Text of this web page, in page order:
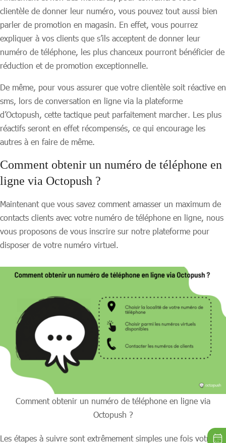
clientèle de donner leur numéro, vous pouvez tout aussi bien
parler de promotion en magasin. En effet, vous pourrez
expliquer à vos clients que s’ils acceptent de donner leur
numéro de téléphone, les plus chanceux pourront bénéficier de
réduction et de promotion exceptionnelle.
De même, pour vous assurer que votre clientèle soit réactive en
sms, lors de conversation en ligne via la plateforme
d’Octopush, cette tactique peut parfaitement marcher. Les plus
réactifs seront en effet récompensés, ce qui encourage les
autres à en faire de même.
Comment obtenir un numéro de téléphone en
ligne via Octopush ?
Maintenant que vous savez comment amasser un maximum de
contacts clients avec votre numéro de téléphone en ligne, nous
vous proposons de vous inscrire sur notre plateforme pour
disposer de votre numéro virtuel.
Comment obtenir un numéro de téléphone en ligne via
Octopush ?
Les étapes à suivre sont extrêmement simples une fois votre